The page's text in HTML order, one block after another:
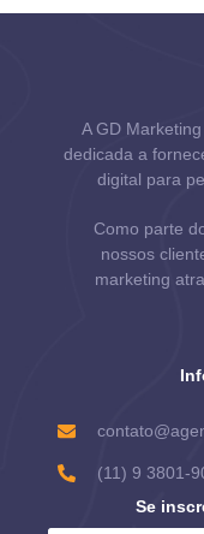
A GD
dedicada a
digital para
Como parte
nossos
marketing
(11) 9 3801-
Se